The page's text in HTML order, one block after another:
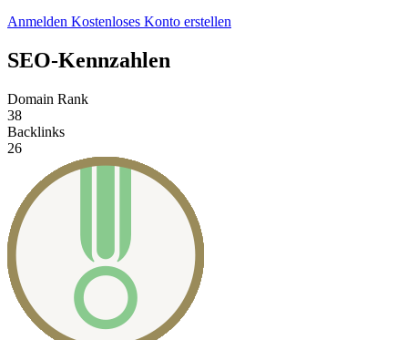
Anmelden Kostenloses Konto erstellen
SEO-Kennzahlen
Domain Rank
38
Backlinks
26